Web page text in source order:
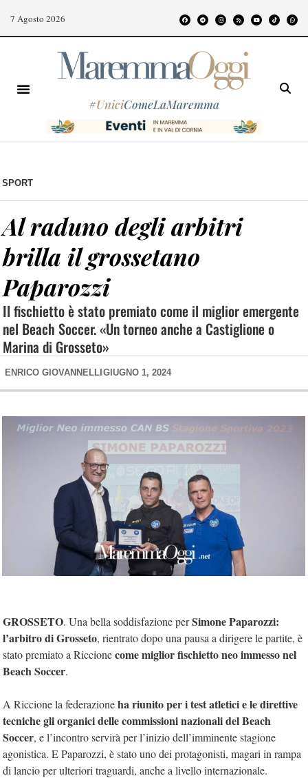
7 Agosto 2026
#UniciComeLaMaremma
SPORT
Al raduno degli arbitri
brilla il grossetano
Paparozzi
Il fischietto è stato premiato come il miglior emergente
nel Beach Soccer. «Un torneo anche a Castiglione o
Marina di Grosseto»
ENRICO GIOVANNELLI GIUGNO 1, 2024
GROSSETO. Una bella soddisfazione perSimone Paparozzi:
l’arbitro di Grosseto, rientrato dopo una pausa a dirigere le partite, è
stato premiato a Riccionecome miglior fischietto neo immesso nel
Beach Soccer.
A Riccione la federazioneha riunito per i test atletici e le direttive
tecniche gli organici delle commissioni nazionali del Beach
Soccer, e l’incontro servirà per l’inizio dell’imminente stagione
agonistica. E Paparozzi, è stato uno dei protagonisti, magari in rampa
di lancio per ulteriori traguardi, anche a livello internazionale.